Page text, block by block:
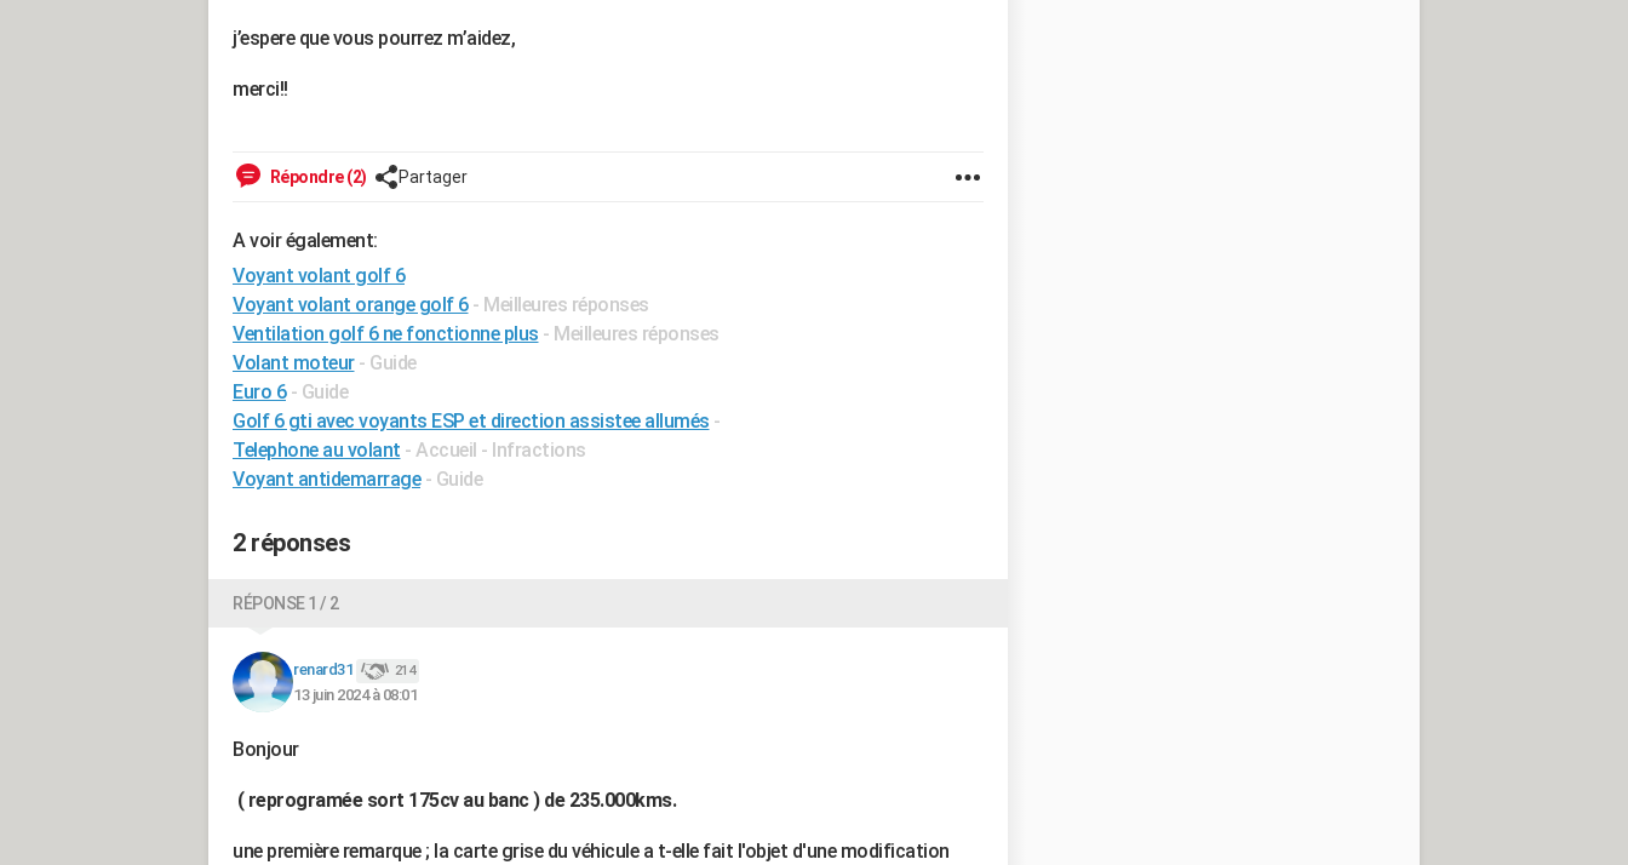
j’espere que vous pourrez m’aidez,
merci!!
Répondre (2) Partager
A voir également:
Voyant volant golf 6
Voyant volant orange golf 6 - Meilleures réponses
Ventilation golf 6 ne fonctionne plus - Meilleures réponses
Volant moteur - Guide
Euro 6 - Guide
Golf 6 gti avec voyants ESP et direction assistee allumés -
Telephone au volant - Accueil - Infractions
Voyant antidemarrage - Guide
2 réponses
RÉPONSE 1 / 2
renard31 214
13 juin 2024 à 08:01
Bonjour
( reprogramée sort 175cv au banc ) de 235.000kms.
une première remarque ; la carte grise du véhicule a t-elle fait l'objet d'une modification